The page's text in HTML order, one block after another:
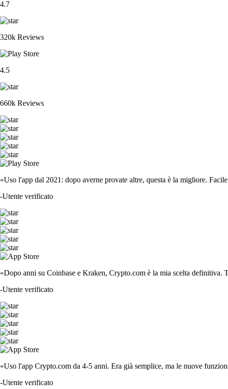
4.7
320k Reviews
4.5
660k Reviews
«Uso l'app dal 2021: dopo averne provate altre, questa è la migliore.
-Utente verificato
«Dopo anni su Coinbase e Kraken, Crypto.com è la mia scelta definitiva.
-Utente verificato
«Uso l'app Crypto.com da 4-5 anni. Era già semplice, ma le nuove
-Utente verificato